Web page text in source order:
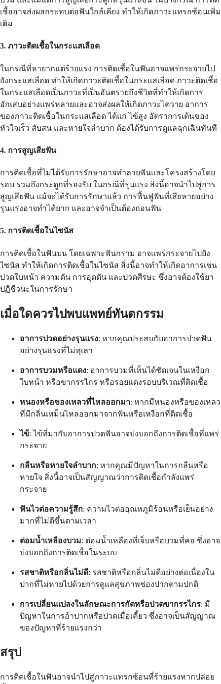
เชื้ออาจส่งผลกระทบต่อฟันใกล้เคียง ทำให้เกิดภาวะแทรกซ้อนเพิ่ม
เติม
3. ภาวะติดเชื้อในกระแสเลือด
ในกรณีที่หายากแต่ร้ายแรง การติดเชื้อในฟันอาจแพร่กระจายไป
ยังกระแสเลือด ทำให้เกิดภาวะติดเชื้อในกระแสเลือด ภาวะติดเชื้อ
ในกระแสเลือดเป็นภาวะที่เป็นอันตรายถึงชีวิตที่ทำให้เกิดการ
อักเสบอย่างแพร่หลายและอาจส่งผลให้เกิดภาวะไตวาย อาการ
ของภาวะติดเชื้อในกระแสเลือด ได้แก่ ไข้สูง อัตราการเต้นของ
หัวใจเร็ว สับสน และหายใจลำบาก ต้องได้รับการดูแลฉุกเฉินทันที
4. การสูญเสียฟัน
การติดเชื้อที่ไม่ได้รับการรักษาอาจทำลายฟันและโครงสร้างโดย
รอบ รวมถึงกระดูกที่รองรับ ในกรณีที่รุนแรง สิ่งนี้อาจนำไปสู่การ
สูญเสียฟัน แม้จะได้รับการรักษาแล้ว การฟื้นฟูฟันที่เสียหายอย่าง
รุนแรงอาจทำได้ยาก และอาจจำเป็นต้องถอนฟัน
5. การติดเชื้อในไซนัส
การติดเชื้อในฟันบน โดยเฉพาะฟันกราม อาจแพร่กระจายไปยัง
ไซนัส ทำให้เกิดการติดเชื้อในไซนัส สิ่งนี้อาจทำให้เกิดอาการเช่น
ปวดใบหน้า ความดัน การอุดตัน และปวดศีรษะ ซึ่งอาจต้องใช้ยา
ปฏิชีวนะในการรักษา
เมื่อใดควรไปพบแพทย์ทันตกรรม
อาการปวดอย่างรุนแรง: หากคุณประสบกับอาการปวดฟัน
อย่างรุนแรงที่ไม่ทุเลา
อาการบวมหรือแดง: อาการบวมที่เห็นได้ชัดเจนในเหงือก
ใบหน้า หรือขากรรไกร หรือรอยแดงรอบบริเวณที่ติดเชื้อ
หนองหรือของเหลวที่ไหลออกมา: หากมีหนองหรือของเหลว
ที่มีกลิ่นเหม็นไหลออกมาจากฟันหรือเหงือกที่ติดเชื้อ
ไข้: ไข้ที่มากับอาการปวดฟันอาจบ่งบอกถึงการติดเชื้อที่แพร่
กระจาย
กลืนหรือหายใจลำบาก: หากคุณมีปัญหาในการกลืนหรือ
หายใจ สิ่งนี้อาจเป็นสัญญาณว่าการติดเชื้อกำลังแพร่
กระจาย
ฟันไวต่อความรู้สึก: ความไวต่ออุณหภูมิร้อนหรือเย็นอย่าง
มากที่ไม่ดีขึ้นตามเวลา
ต่อมน้ำเหลืองบวม: ต่อมน้ำเหลืองที่เจ็บหรือบวมที่คอ ซึ่งอาจ
บ่งบอกถึงการติดเชื้อในระบบ
รสชาติหรือกลิ่นไม่ดี: รสชาติหรือกลิ่นไม่ดีอย่างต่อเนื่องใน
ปากที่ไม่หายไปด้วยการดูแลสุขภาพช่องปากตามปกติ
การเปลี่ยนแปลงในลักษณะการกัดหรือปวดขากรรไกร: มี
ปัญหาในการอ้าปากหรือปวดเมื่อเคี้ยว ซึ่งอาจเป็นสัญญาณ
ของปัญหาที่ร้ายแรงกว่า
สรุป
การติดเชื้อในฟันอาจนำไปสู่ภาวะแทรกซ้อนที่ร้ายแรงหากปล่อย